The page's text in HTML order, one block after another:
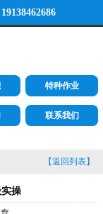
19138462686
特种作业
联系我们
【返回列表】
操